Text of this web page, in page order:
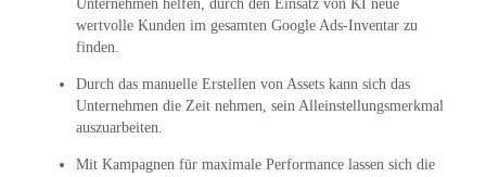
Unternehmen helfen, durch den Einsatz von KI neue
wertvolle Kunden im gesamten Google Ads-Inventar zu
finden.
Durch das manuelle Erstellen von Assets kann sich das
Unternehmen die Zeit nehmen, sein Alleinstellungsmerkmal
auszuarbeiten.
Mit Kampagnen für maximale Performance lassen sich die